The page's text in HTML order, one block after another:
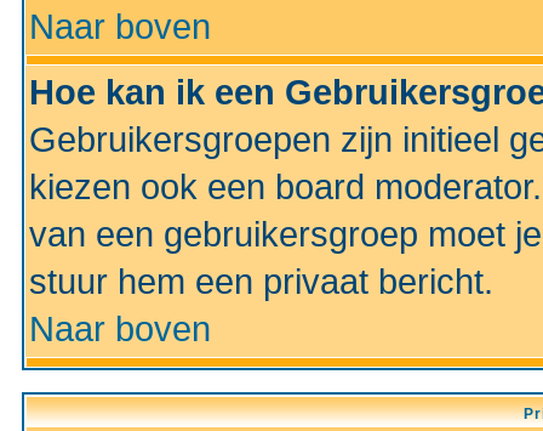
Naar boven
Hoe kan ik een
Gebruikersgroepen zijn initieel
kiezen ook een board
van een gebruikersgroep moet
stuur hem een privaat bericht.
Naar boven